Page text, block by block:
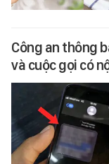
Công an thông
và cuộc gọi có